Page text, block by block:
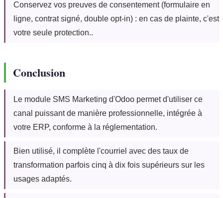
Conservez vos preuves de consentement (formulaire en
ligne, contrat signé, double opt-in) : en cas de plainte, c'est
votre seule protection..
Conclusion
Le module SMS Marketing d'Odoo permet d'utiliser ce
canal puissant de manière professionnelle, intégrée à
votre ERP, conforme à la réglementation.
Bien utilisé, il complète l'courriel avec des taux de
transformation parfois cinq à dix fois supérieurs sur les
usages adaptés.